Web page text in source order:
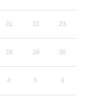
21 22 23
28 29 30
4 5 6